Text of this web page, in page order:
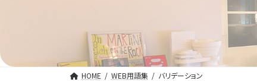
HOME WEB用語集 バリデーション